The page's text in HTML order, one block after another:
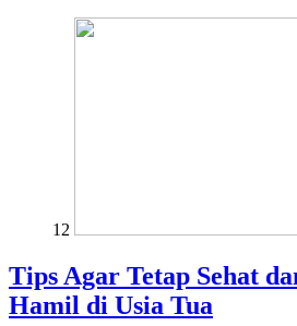
12
Tips Agar Tetap Sehat
Hamil di Usia Tua